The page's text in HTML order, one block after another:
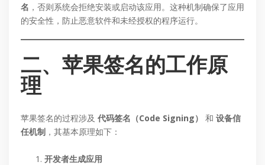
名 ，否则系统会拒绝安装或启动该应用。这种机制确保了应用
的安全性，防止恶意软件和未经授权的程序运行。
二、苹果签名的工作原
理
苹果签名的过程涉及 代码签名（Code Signing） 和 设备信
任机制 ，其基本原理如下：
开发者生成应用